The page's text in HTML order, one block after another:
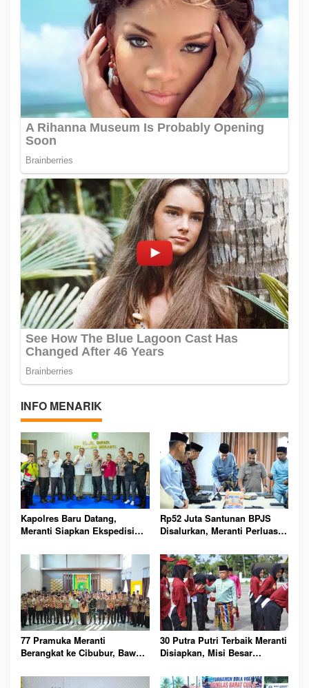
INFO MENARIK
Kapolres Baru Datang,
Meranti Siapkan Ekspedisi
Rp52 Juta Santunan BPJS
Disalurkan, Meranti Perluas
77 Pramuka Meranti
Berangkat ke Cibubur, Bawa
30 Putra Putri Terbaik Meranti
Disiapkan, Misi Besar